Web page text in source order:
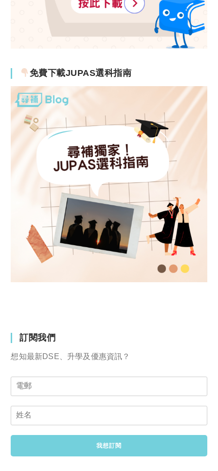
免費下載JUPAS選科指南
訂閱我們
想知最新DSE、升學及優惠資訊？